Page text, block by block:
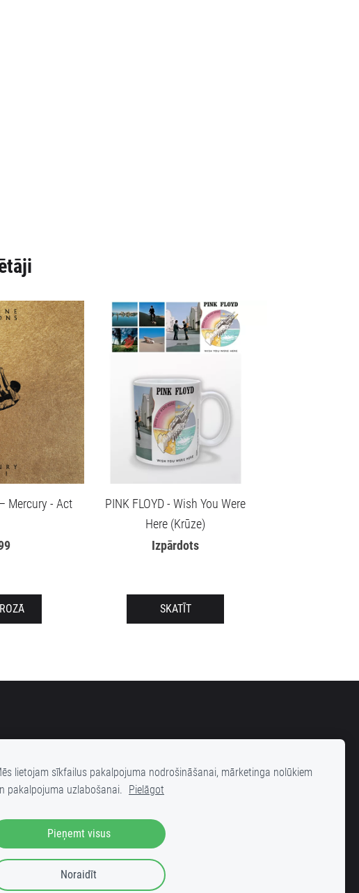
Mercury - Act
PINK FLOYD - Wish You Were
Here (Krūze)
Izpārdots
SKATĪT
ielas 25 (iekšpagalms), Rīga, LV-1001
lietojam sīkfailus pakalpojuma nodrošināšanai, mārketinga nolūkiem
pakalpojuma uzlabošanai. Pielāgot
Pieņemt visus
Noraidīt